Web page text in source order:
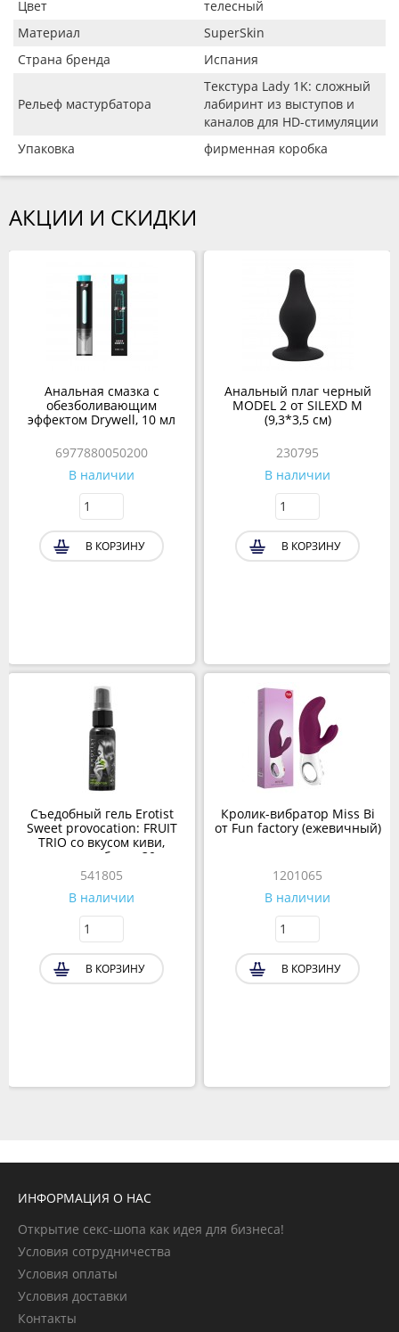
Цвет
телесный
Материал
SuperSkin
Страна бренда
Испания
Рельеф мастурбатора
Текстура Lady 1K: сложный
лабиринт из выступов и
каналов для HD-стимуляции
Упаковка
фирменная коробка
АКЦИИ И СКИДКИ
Анальная смазка с
обезболивающим
эффектом Drywell, 10 мл
6977880050200
В наличии
В КОРЗИНУ
Съедобный гель Erotist
Sweet provocation: FRUIT
TRIO со вкусом киви,
граната и яблока 30мл
541805
В наличии
В КОРЗИНУ
Анальный плаг черный
MODEL 2 от SILEXD M
(9,3*3,5 см)
230795
В наличии
В КОРЗИНУ
Кролик-вибратор Miss Bi
от Fun factory (ежевичный)
1201065
В наличии
В КОРЗИНУ
ИНФОРМАЦИЯ О НАС
Открытие секс-шопа как идея для бизнеса!
Условия сотрудничества
Условия оплаты
Условия доставки
Контакты